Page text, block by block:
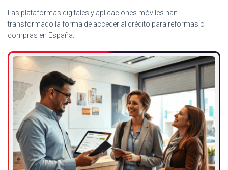
Las plataformas digitales y aplicaciones móviles han
transformado la forma de acceder al crédito para reformas o
compras en España.